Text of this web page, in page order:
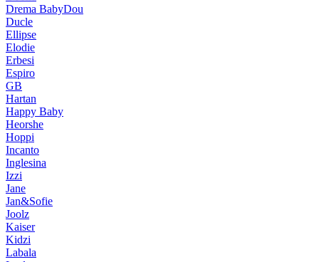
Drema BabyDou
Ducle
Ellipse
Elodie
Erbesi
Espiro
GB
Hartan
Happy Baby
Heorshe
Hoppi
Incanto
Inglesina
Izzi
Jane
Jan&Sofie
Joolz
Kaiser
Kidzi
Labala